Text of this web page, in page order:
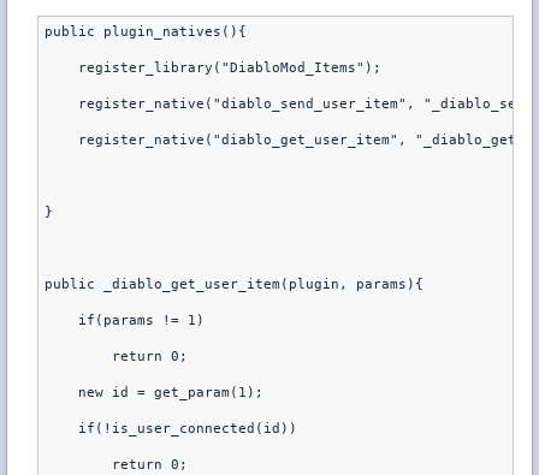
public plugin_natives(){
    register_library("DiabloMod_Items");
register_native("diablo_send_user_item",
register_native("diablo_get_user_item",
}
public _diablo_get_user_item(plugin, params){
    if(params != 1)
        return 0;
    new id = get_param(1);
    if(!is_user_connected(id))
        return 0;